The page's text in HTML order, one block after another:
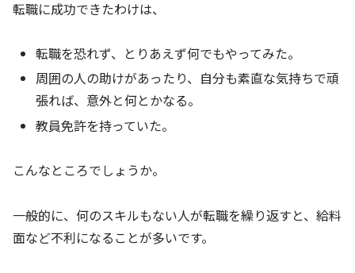
転職に成功できたわけは、
転職を恐れず、とりあえず何でもやってみた。
周囲の人の助けがあったり、自分も素直な気持ちで頑
張れば、意外と何とかなる。
教員免許を持っていた。
こんなところでしょうか。
一般的に、何のスキルもない人が転職を繰り返すと、給料
面など不利になることが多いです。